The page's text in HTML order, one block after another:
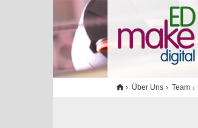
Über Uns Team